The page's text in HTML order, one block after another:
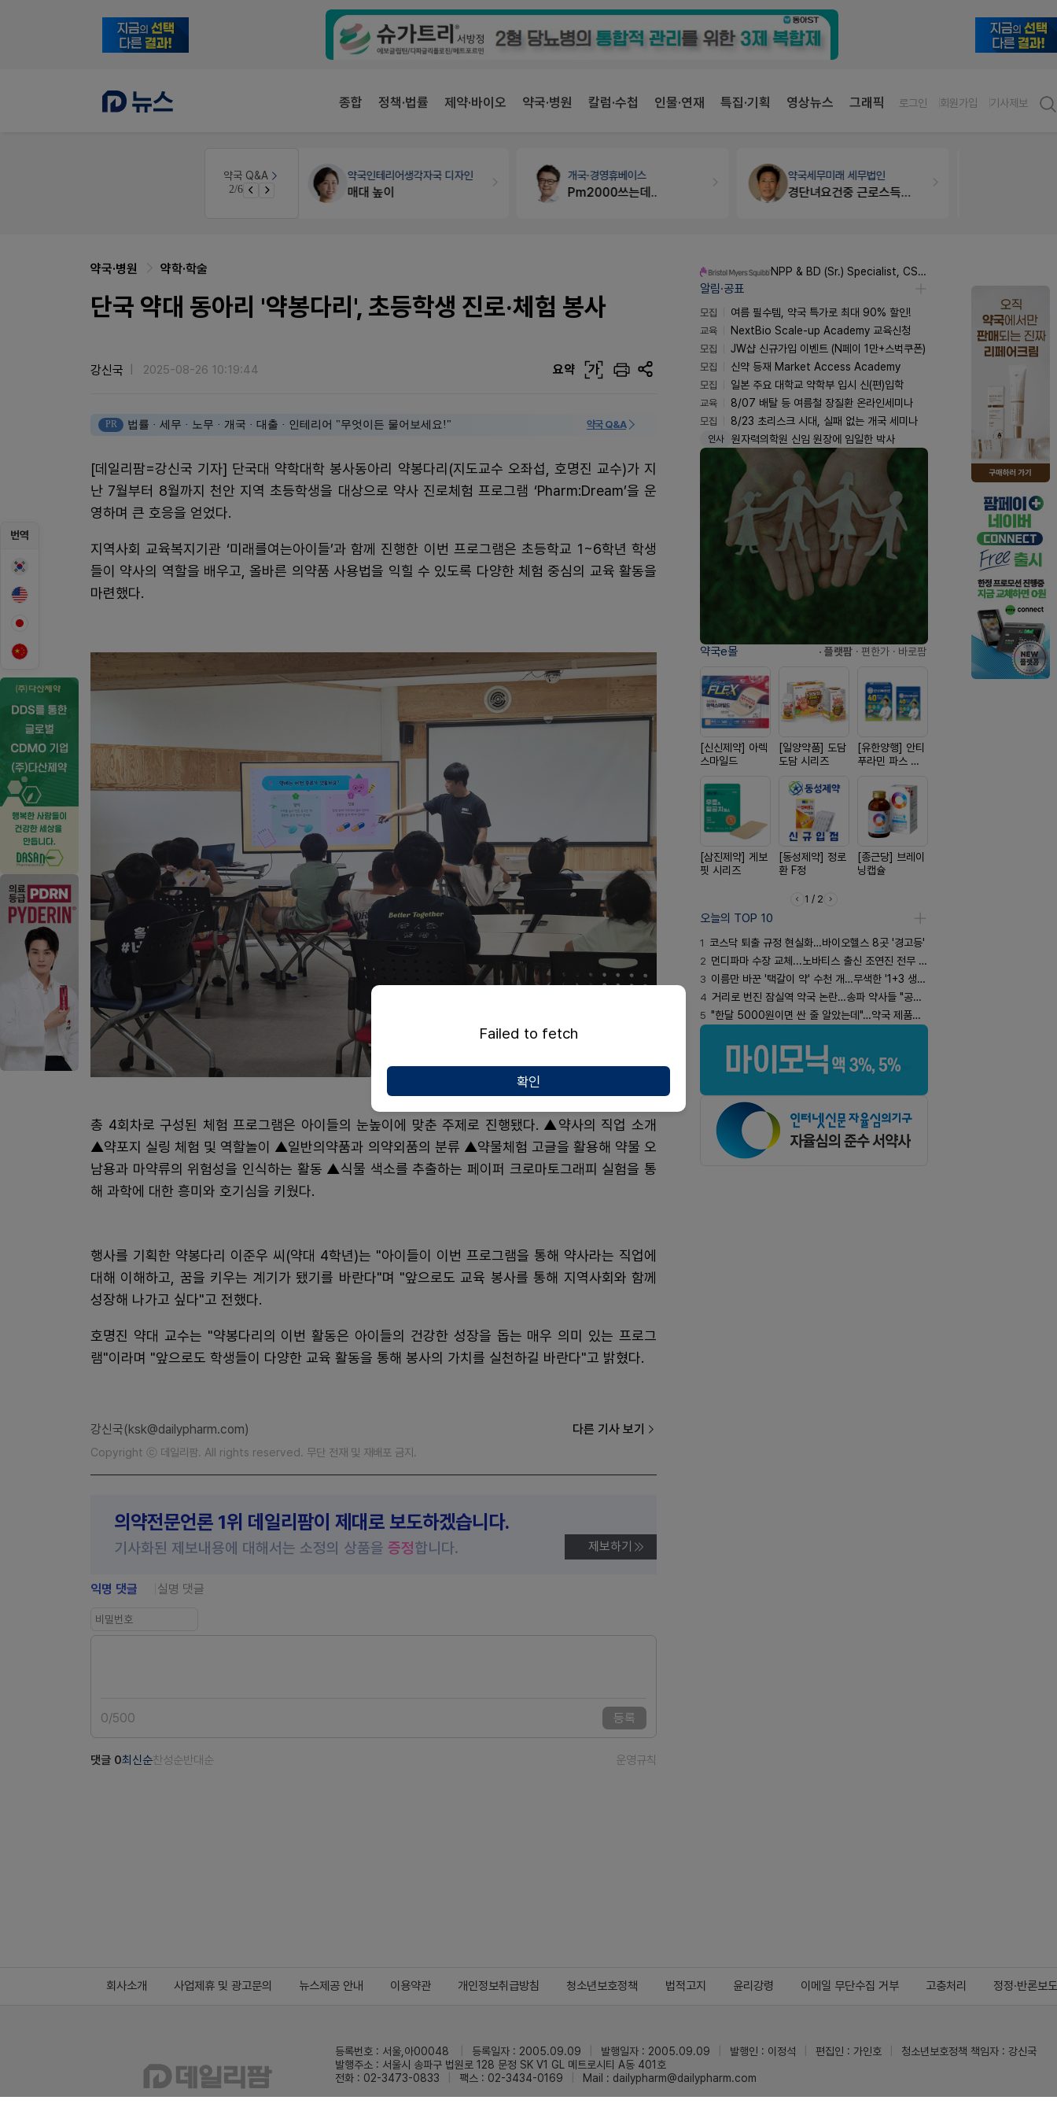
종합 정책·법률 제약·바이오 약국·병원 칼럼·수첩 인물·연재 특집·기획 영상뉴스 그래픽 로그인 회원가입 기사제보
약국 Q&A
3/6
생각자국 디자인 개국·경영휴베이스
Pm2000쓰는데..
약국세무미래 세무법인 약국대출메디라이프
약국 개국 대출 어떻게 받아야할지 어렵습니다
번역
약국·병원 약학·학술
단국 약대 동아리 '약봉다리', 초등학생 진로·체험 봉사
강신국 2025-08-26 10:19:44 요약 가
PR 법률 · 세무 · 노무 · 개국 · 대출 · 인테리어 "무엇이든 물어보세요!" 약국 Q&A
[데일리팜=강신국 기자] 단국대 약학대학 봉사동아리 약봉다리(지도교수 오좌섭, 호명진 교수)가 지
난 7월부터 8월까지 천안 지역 초등학생을 대상으로 약사 진로체험 프로그램 ‘Pharm:Dream’을 운
영하며 큰 호응을 얻었다.
지역사회 교육복지기관 ‘미래를여는아이들’과 함께 진행한 이번 프로그램은 초등학교 1~6학년 학생
들이 약사의 역할을 배우고, 올바른 의약품 사용법을 익힐 수 있도록 다양한 체험 중심의 교육 활동을
마련했다.
총 4회차로 구성된 체험 프로그램은 아이들의 눈높이에 맞춘 주제로 진행됐다. ▲약사의 직업 소개
▲약포지 실링 체험 및 역할놀이 ▲일반의약품과 의약외품의 분류 ▲약물체험 고글을 활용해 약물 오
남용과 마약류의 위험성을 인식하는 활동 ▲식물 색소를 추출하는 페이퍼 크로마토그래피 실험을 통
해 과학에 대한 흥미와 호기심을 키웠다.
행사를 기획한 약봉다리 이준우 씨(약대 4학년)는 "아이들이 이번 프로그램을 통해 약사라는 직업에
대해 이해하고, 꿈을 키우는 계기가 됐기를 바란다"며 "앞으로도 교육 봉사를 통해 지역사회와 함께
성장해 나가고 싶다"고 전했다.
호명진 약대 교수는 "약봉다리의 이번 활동은 아이들의 건강한 성장을 돕는 매우 의미 있는 프로그
램"이라며 "앞으로도 학생들이 다양한 교육 활동을 통해 봉사의 가치를 실천하길 바란다"고 밝혔다.
강신국(ksk@dailypharm.com) 다른 기사 보기
Copyright ⓒ 데일리팜. All rights reserved. 무단 전재 및 재배포 금지.
의약전문언론 1위 데일리팜이 제대로 보도하겠습니다.
기사화된 제보내용에 대해서는 소정의 상품을 증정합니다. 제보하기
익명 댓글 실명 댓글
0/500 등록
댓글 0최신순찬성순반대순 운영규칙
NPP & BD (Sr.) Specialist, CSE&BD (Fixed)
알림·공표
모집
여름 필수템, 약국 특가로 최대 90% 할인!
교육
NextBio Scale-up Academy 교육신청
모집
JW샵 신규가입 이벤트 (N페이 1만+스벅쿠폰)
모집
신약 등재 Market Access Academy
모집
일본 주요 대학교 약학부 입시 신(편)입학
교육
8/07 배탈 등 여름철 장질환 온라인세미나
모집
8/23 초리스크 시대, 실패 없는 개국 세미나
인사 원자력의학원 신임 원장에 임일한 박사
약국e몰 · 플랫팜 · 편한가 · 바로팜
[신신제약] 아렉
스마일드
[일양약품] 도담
도담 시리즈
[유한양행] 안티
푸라민 파스 시
[삼진제약] 게보
핏 시리즈
[동성제약] 정로
환 F정
[종근당] 브레이
닝캡슐
1 / 2
오늘의 TOP 10
1 코스닥 퇴출 규정 현실화…바이오헬스 8곳 '경고등'
2 먼디파마 수장 교체...노바티스 출신 조연진 전무 내정
3 이름만 바꾼 '택갈이 약' 수천 개…무색한 '1+3 생동'
4 거리로 번진 잠실역 약국 논란…송파 약사들 "공공성 훼손"
5 "한달 5000원이면 싼 줄 알았는데"…약국 제품과 비교해보니
회사소개 사업제휴 및 광고문의 뉴스제공 안내 이용약관 개인정보취급방침 청소년보호정책 법적고지 윤리강령 이메일 무단수집 거부 고충처리 정정·반론보도
등록번호 : 서울,아00048 등록일자 : 2005.09.09 발행일자 : 2005.09.09 발행인 : 이정석 편집인 : 가인호
청소년보호정책 책임자 : 강신국
발행주소 : 서울시 송파구 법원로 128 문정 SK V1 GL 메트로시티 A동 401호
전화 : 02-3473-0833
팩스 : 02-3434-0169 Mail : dailypharm@dailypharm.com
Failed to fetch
확인